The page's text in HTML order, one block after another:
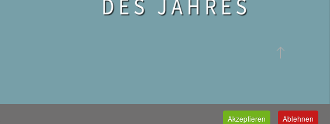
Akzeptieren Ablehnen